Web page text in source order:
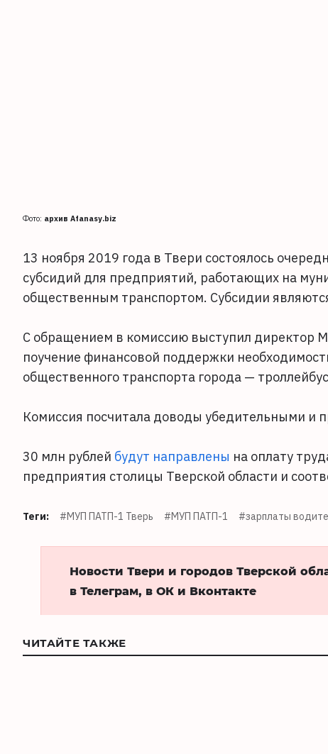
Фото: архив Afanasy.biz
13 ноября 2019 года в Твери состоялось
субсидий для предприятий, работающих на
общественным транспортом. Субсидии
С обращением в комиссию выступил директор
поучение финансовой поддержки
общественного транспорта города —
Комиссия посчитала доводы убедительными и
30 млн рублей будут направлены на оплату
предприятия столицы Тверской области и
Теги: #МУП ПАТП-1 Тверь #МУП ПАТП-1 #зарплаты
Новости Твери и городов Тверской
в Телеграм, в ОК и Вконтакте
ЧИТАЙТЕ ТАКЖЕ